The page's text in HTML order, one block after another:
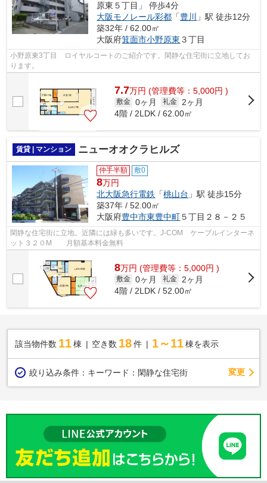
原東５丁目」 停歩4分
大阪モノレール彩都 「豊川
」駅 徒歩12分
築32年 / 62.00㎡
大阪府箕面市小野原東 ３丁目
小野原東3丁目 ロイヤルコートのご紹介です。閑静な住宅街に立地してお
ります。
7.7万円 (管理費等：5,000円 )
敷金 0ヶ月 礼金
2ヶ月
4階 / 2LDK / 62.00㎡
賃貸 | マンション ニューオオクラヒルズ
仲手半額 敷0
8万円
北大阪急行電鉄 「桃山台 」駅 徒歩15分
築37年 / 52.00㎡
大阪府豊中市東豊中町５丁目２８－２５
閑静な住宅街に立地。近隣には緑も多いです。J-COM ケーブルインターネ
ット３２０M 月額基本料金無料
8万円 (管理費等：5,000円 )
敷金 0ヶ月 礼金
2ヶ月
4階 / 2LDK / 52.00㎡
該当物件数 11棟 空き数 18 件 1～11 棟を表示
絞り込み条件： キーワード：閑静な住宅街 変更